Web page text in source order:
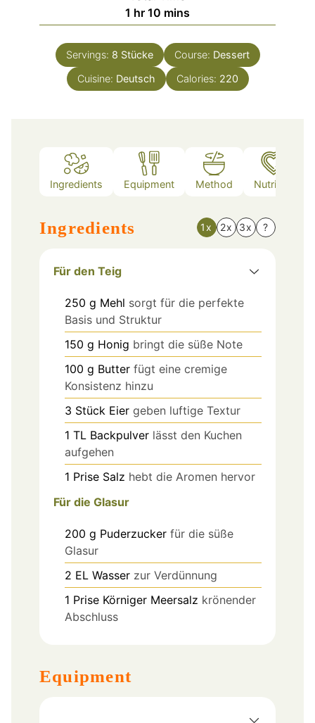
1 hour
hr 10 minutes
mins
Servings: 8 Stücke Course: Dessert
Cuisine: Deutsch Calories: 220
Ingredients Equipment Method Nutrition
Ingredients 1x 2x 3x ?
Für den Teig
250 g Mehl sorgt für die perfekte
Basis und Struktur
150 g Honig bringt die süße Note
100 g Butter fügt eine cremige
Konsistenz hinzu
3 Stück Eier geben luftige Textur
1 TL Backpulver lässt den Kuchen
aufgehen
1 Prise Salz hebt die Aromen hervor
Für die Glasur
200 g Puderzucker für die süße
Glasur
2 EL Wasser zur Verdünnung
1 Prise Körniger Meersalz krönender
Abschluss
Equipment